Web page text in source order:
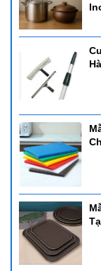
Đây là mẫu nồi giá
trong các nhà
nắp đậy nhựa PC
nhựa cao cấp, có
nhựa này có khả
cao. Ngoài ra,
phẩm.
- Nồi hâm buffet CN
- Có thể sử dụng 1,
- Kích thước:
- Dung tích: 9L
- Sử dụng: Cồn -
- Chất liệu: inox cao